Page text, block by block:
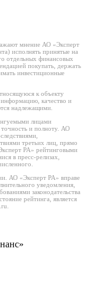
мнение АО «Эксперт
исполнять принятые на
отдельных финансовых
покупать, держать
инвестиционные
к объекту
качество и
надлежащими.
лицами
точность и полноту. АО
третьих лиц, прямо
РА» рейтинговыми
в пресс-релизах,
АО «Эксперт РА» вправе
уведомления,
законодательства
рейтинга, является